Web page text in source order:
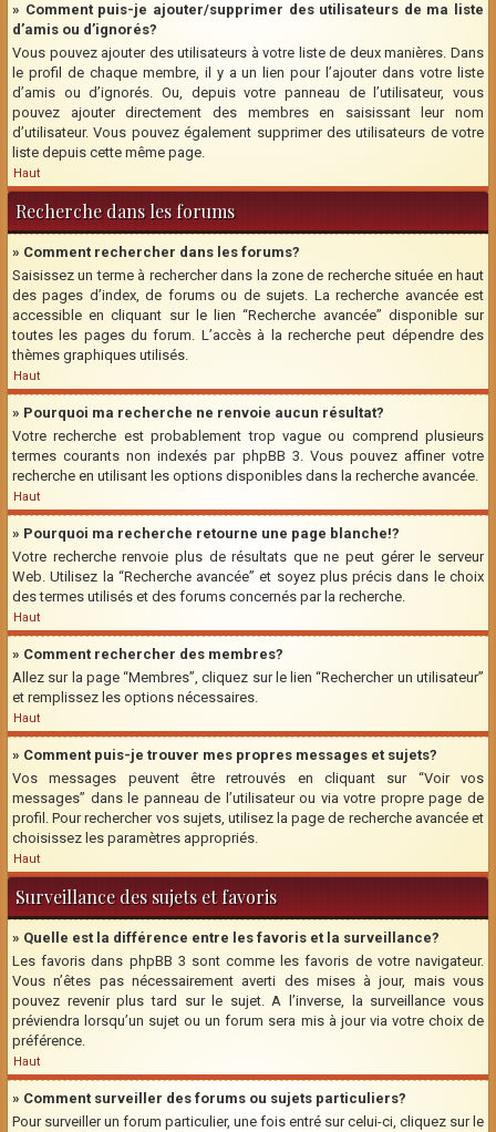
» Comment puis-je ajouter/supprimer des utilisateurs de ma liste
d’amis ou d’ignorés?
Vous pouvez ajouter des utilisateurs à votre liste de deux manières. Dans
le profil de chaque membre, il y a un lien pour l’ajouter dans votre liste
d’amis ou d’ignorés. Ou, depuis votre panneau de l’utilisateur, vous
pouvez ajouter directement des membres en saisissant leur nom
d’utilisateur. Vous pouvez également supprimer des utilisateurs de votre
liste depuis cette même page.
Haut
Recherche dans les forums
» Comment rechercher dans les forums?
Saisissez un terme à rechercher dans la zone de recherche située en haut
des pages d’index, de forums ou de sujets. La recherche avancée est
accessible en cliquant sur le lien “Recherche avancée” disponible sur
toutes les pages du forum. L’accès à la recherche peut dépendre des
thèmes graphiques utilisés.
Haut
» Pourquoi ma recherche ne renvoie aucun résultat?
Votre recherche est probablement trop vague ou comprend plusieurs
termes courants non indexés par phpBB 3. Vous pouvez affiner votre
recherche en utilisant les options disponibles dans la recherche avancée.
Haut
» Pourquoi ma recherche retourne une page blanche!?
Votre recherche renvoie plus de résultats que ne peut gérer le serveur
Web. Utilisez la “Recherche avancée” et soyez plus précis dans le choix
des termes utilisés et des forums concernés par la recherche.
Haut
» Comment rechercher des membres?
Allez sur la page “Membres”, cliquez sur le lien “Rechercher un utilisateur”
et remplissez les options nécessaires.
Haut
» Comment puis-je trouver mes propres messages et sujets?
Vos messages peuvent être retrouvés en cliquant sur “Voir vos
messages” dans le panneau de l’utilisateur ou via votre propre page de
profil. Pour rechercher vos sujets, utilisez la page de recherche avancée et
choisissez les paramètres appropriés.
Haut
Surveillance des sujets et favoris
» Quelle est la différence entre les favoris et la surveillance?
Les favoris dans phpBB 3 sont comme les favoris de votre navigateur.
Vous n’êtes pas nécessairement averti des mises à jour, mais vous
pouvez revenir plus tard sur le sujet. A l’inverse, la surveillance vous
préviendra lorsqu’un sujet ou un forum sera mis à jour via votre choix de
préférence.
Haut
» Comment surveiller des forums ou sujets particuliers?
Pour surveiller un forum particulier, une fois entré sur celui-ci, cliquez sur le